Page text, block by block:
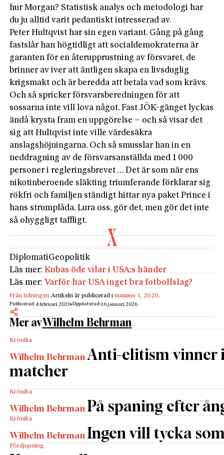
hur Morgan? Statistisk analys och metodologi har
du ju alltid varit pedantiskt intresserad av.
Peter Hultqvist har sin egen variant. Gång på gång
fastslår han högtidligt att socialdemokraterna är
garanten för en återupprustning av försvaret, de
brinner av iver att äntligen skapa en livsduglig
krigsmakt och är beredda att betala vad som krävs.
Och så spricker försvarsberedningen för att
sossarna inte vill lova något. Fast JÖK-gänget lyckas
ändå krysta fram en uppgörelse – och så visar det
sig att Hultqvist inte ville värdesäkra
anslagshöjningarna. Och så smusslar han in en
neddragning av de försvarsanställda med 1 000
personer i regleringsbrevet … Det är som när ens
nikotinberoende släkting triumferande förklarar sig
rökfri och familjen ständigt hittar nya paket Prince i
hans strumplåda. Lura oss, gör det, men gör det inte
så ohyggligt taffligt.
DiplomatiGeopolitik
Läs mer:Kubas öde vilar i USA:s händer
Läs mer: Varför har USA inget bra fotbollslag?
Från tidningen:Artikeln är publicerad inummer 1, 2020.
Publicerad:4 februari 2020 Uppdaterad:16 januari 2026
Mer avWilhelm Behrman
Krönika
Wilhelm Behrman Anti-elitism vinner
matcher
Krönika
Wilhelm Behrman På spaning efter
Krönika
Wilhelm Behrman Ingen vill tycka
Fördjupning